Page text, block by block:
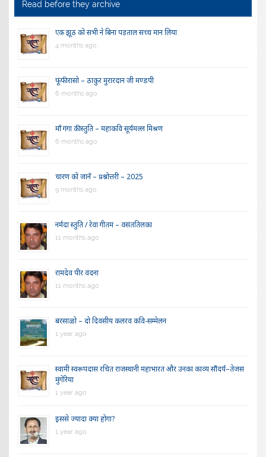
Read before they archive
एक झूठ को सभी ने बिना पड़ताल सच्च मान लिया
4 months ago
फूंफी रासो – ठाकुर मुरारदान जी मण्डपी
6 months ago
माँ गंगा की स्तुति – महाकवि सूर्यमल्ल मिश्रण
6 months ago
चारण को जानें – प्रश्नोत्तरी – 2025
9 months ago
नर्मदा स्तुति / रेवा गीतम – वसंततिलका
11 months ago
रामदेव पीर वंदना
11 months ago
बरसाळो – दो दिवसीय कलरव कवि-सम्मेलन
1 year ago
स्वामी स्वरूपदास रचित राजस्थानी महाभारत और उनका काव्य सौंदर्य–तेजस
मुंगेरिया
1 year ago
इससे ज्यादा क्या होगा?
1 year ago